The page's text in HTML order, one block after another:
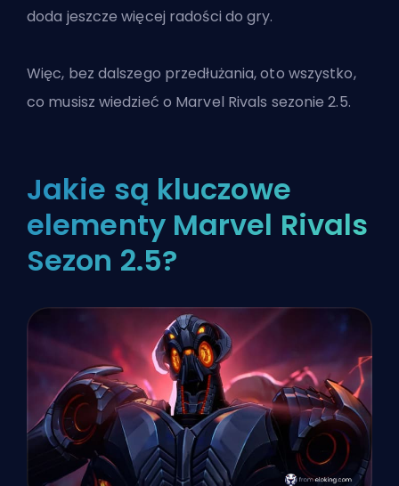
doda jeszcze więcej radości do gry.
Więc, bez dalszego przedłużania, oto wszystko,
co musisz wiedzieć o Marvel Rivals sezonie 2.5.
Jakie są kluczowe
elementy Marvel Rivals
Sezon 2.5?